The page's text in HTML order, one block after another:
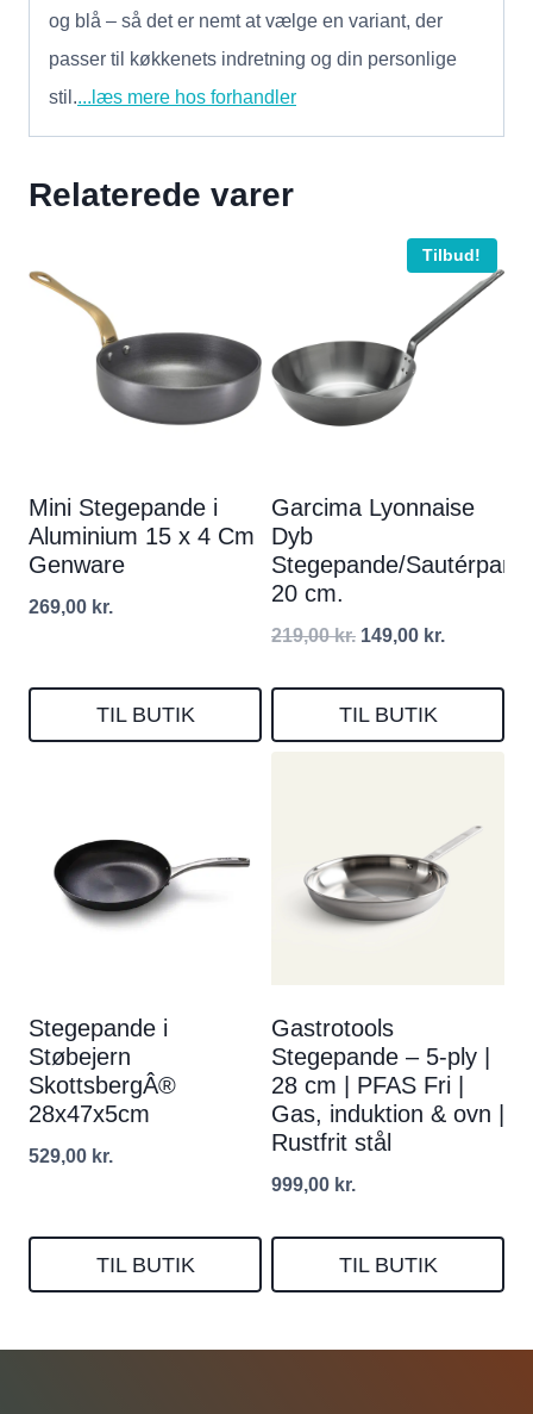
og blå – så det er nemt at vælge en variant, der
passer til køkkenets indretning og din personlige
stil....læs mere hos forhandler
Relaterede varer
Mini Stegepande i
Aluminium 15 x 4 Cm
Genware
269,00 kr.
TIL BUTIK
Tilbud!
Garcima Lyonnaise
Dyb
Stegepande/
20 cm.
219,00kr. Den
pris
var:
149,00 kr.
er:
TIL BUTIK
Stegepande i
Støbejern
SkottsbergÂ®
28x47x5cm
529,00 kr.
TIL BUTIK
Gastrotools
Stegepande – 5-ply |
28 cm | PFAS Fri |
Gas, induktion & ovn |
Rustfrit stål
999,00 kr.
TIL BUTIK